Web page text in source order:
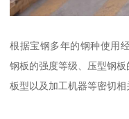
根据宝钢多年的钢种使用
钢板的强度等级、压型钢板
板型以及加工机器等密切相